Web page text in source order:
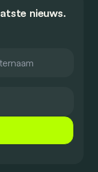
nieuws.